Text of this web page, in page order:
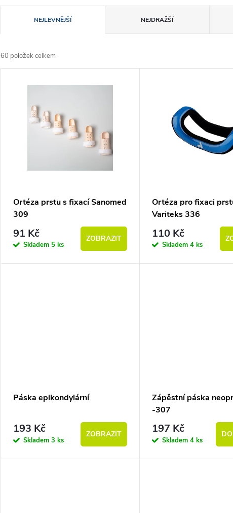
Řazení produktů
NEJLEVNĚJŠÍ NEJDRAŽŠÍ
60 položek celkem
Ortéza prstu s fixací Sanomed
309
91 Kč
Skladem 5 ks
ZOBRAZIT
Ortéza pro fixaci
Variteks 336
110 Kč
Skladem4 ks
Páska epikondylární
193 Kč
Skladem 3 ks
ZOBRAZIT
Zápěstní páska
-307
197 Kč
Skladem4 ks